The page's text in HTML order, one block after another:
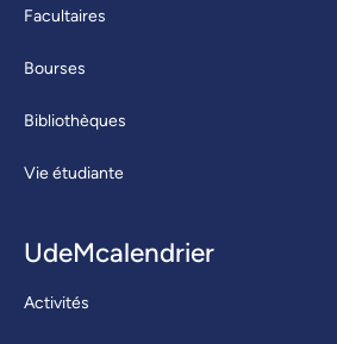
Facultaires
Bourses
Bibliothèques
Vie étudiante
UdeMcalendrier
Activités